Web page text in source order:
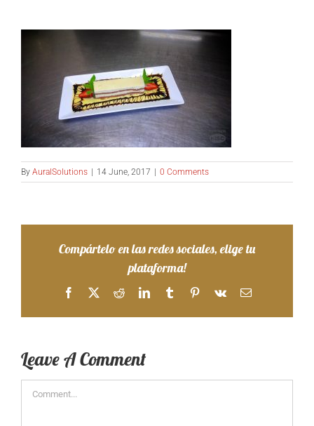
By AuralSolutions 14 June, 2017 0 Comments
Compártelo en las redes sociales, elige tu
plataforma!
Facebook
X RedditLinkedInTumblrPinterest
Vk Email
Leave A Comment